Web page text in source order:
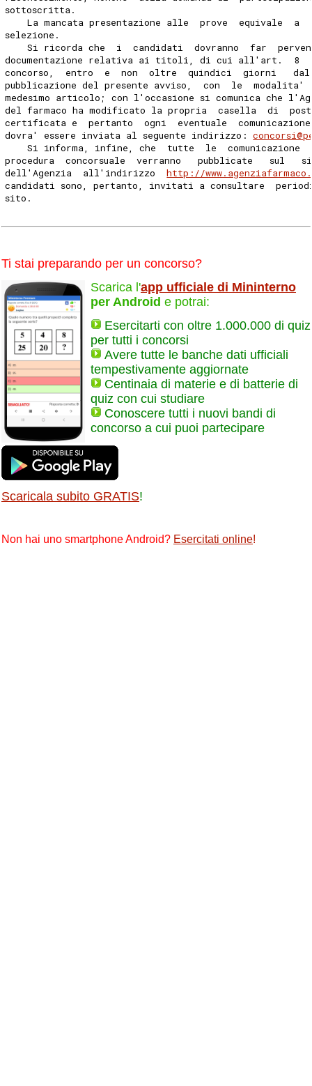
sottoscritta.
La mancata presentazione alle  prove  equivale  a
selezione.
Si ricorda che  i  candidati  dovranno  far
documentazione relativa ai titoli, di cui all'art.  8
concorso,  entro  e  non  oltre  quindici  giorni
pubblicazione del presente avviso,  con  le
medesimo articolo; con l'occasione si comunica che
del farmaco ha modificato la propria  casella  di
certificata e  pertanto  ogni  eventuale
dovra' essere inviata al seguente indirizzo:
Si informa, infine, che  tutte  le  comunicazione
procedura  concorsuale  verranno   pubblicate   sul
dell'Agenzia  all'indirizzo http://
candidati sono, pertanto, invitati a consultare
sito.
Ti stai preparando per un concorso?
Scarica l'app ufficiale di Mininterno
per Android e potrai:
Esercitarti con oltre 1.000.000 di quiz
per tutti i concorsi
Avere tutte le banche dati ufficiali
tempestivamente aggiornate
Centinaia di materie e di batterie di
quiz con cui studiare
Conoscere tutti i nuovi bandi di
concorso a cui puoi partecipare
Scaricala subito GRATIS!
Non hai uno smartphone Android? Esercitati online!